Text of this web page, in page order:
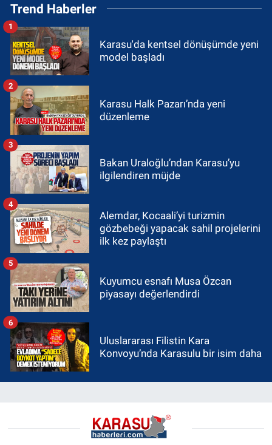
Trend Haberler
Karasu'da kentsel dönüşümde yeni
model başladı
1
Karasu Halk Pazarı’nda yeni
düzenleme
2
Bakan Uraloğlu’ndan Karasu’yu
ilgilendiren müjde
3
Alemdar, Kocaali’yi turizmin
gözbebeği yapacak sahil projelerini
ilk kez paylaştı
4
Kuyumcu esnafı Musa Özcan
piyasayı değerlendirdi
5
Uluslararası Filistin Kara
Konvoyu’nda Karasulu bir isim daha
6